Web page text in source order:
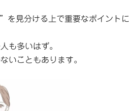
見分ける上で重要なポイントに
も多いはず。
いこともあります。